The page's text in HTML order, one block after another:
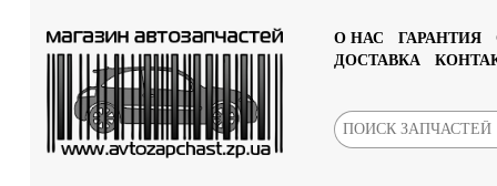
О НАС ГАРАНТИЯ
ДОСТАВКА